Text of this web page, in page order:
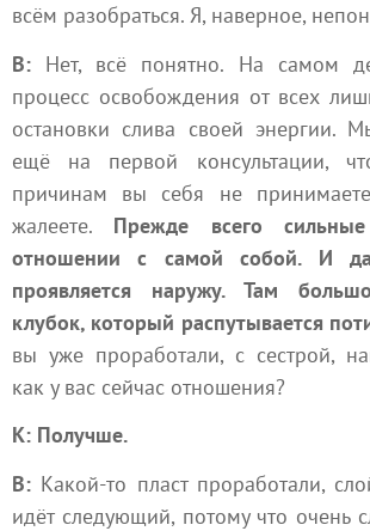
всём разобраться. Я, наверное,
В: Нет, всё понятно. На самом
процесс освобождения от всех
остановки слива своей энергии.
ещё на первой консультации,
причинам вы себя не
жалеете. Прежде всего
отношении с самой собой. И
проявляется наружу. Там
клубок, который распутывается
вы уже проработали, с сестрой,
как у вас сейчас отношения?
К: Получше.
В: Какой-то пласт проработали,
идёт следующий, потому что очень